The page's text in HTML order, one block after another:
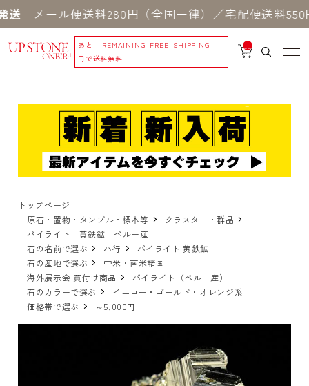
ル便送料280円（全国一律）／宅配便送料550円 ※
あと
__REMAINING_FREE_SHIPPING__
円で送料無料
__
IT
_
トップページ
原石・置物・タンブル・標本等
クラスター・群晶
パイライト 黄鉄鉱 ペルー産
石の名前で選ぶ
ハ行
パイライト 黄鉄鉱
石の産地で選ぶ
中米・南米諸国
海外展示会 買付け商品
パイライト（ペルー産）
石のカラーで選ぶ
イエロー・ゴールド・オレンジ系
価格帯で選ぶ
～5,000円